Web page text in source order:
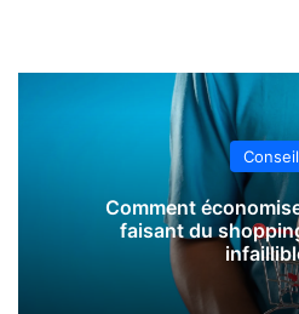
Conseil
Comment
faisant du